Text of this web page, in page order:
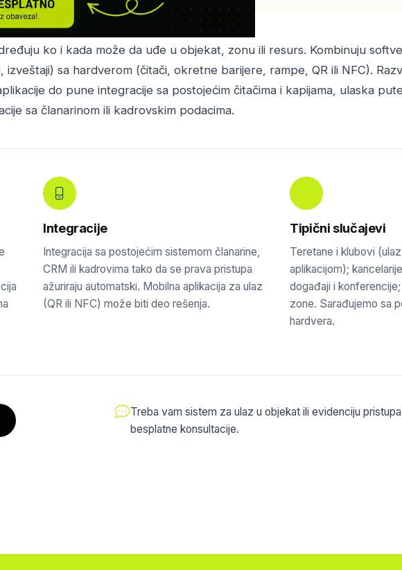
ko i kada može da uđe u objekat, zonu ili resurs. Kombinuju
izveštaji) sa hardverom (čitači, okretne barijere, rampe, QR ili NFC).
do pune integracije sa postojećim čitačima i kapijama, ulaska
sa članarinom ili kadrovskim podacima.
Integracije
Integracija sa postojećim sistemom članarine,
CRM ili kadrovima tako da se prava pristupa
ažuriraju automatski. Mobilna aplikacija za ulaz
(QR ili NFC) može biti deo rešenja.
Tipični slučajevi
Teretane i klubovi
aplikacijom);
događaji i
zone. Sarađujemo sa
hardvera.
Treba vam sistem za ulaz u objekat ili evidenciju
besplatne konsultacije.